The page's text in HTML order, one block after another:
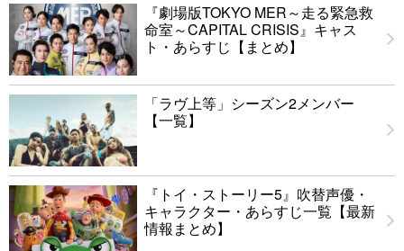
『劇場版TOKYO MER～走る緊急救
命室～CAPITAL CRISIS』キャス
ト・あらすじ【まとめ】
「ラヴ上等」シーズン2メンバー
【一覧】
『トイ・ストーリー5』吹替声優・
キャラクター・あらすじ一覧【最新
情報まとめ】